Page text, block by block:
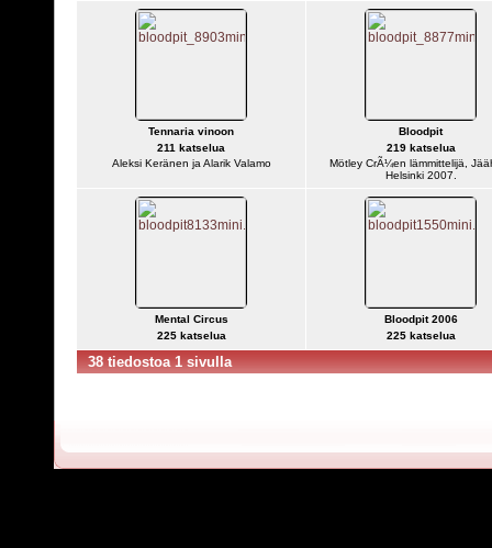
Tennaria vinoon
211 katselua
Aleksi Keränen ja Alarik Valamo
Bloodpit
219 katselua
Mötley CrÃ¼en lämmittelijä,
Helsinki 2007.
Mental Circus
225 katselua
Bloodpit 2006
225 katselua
38 tiedostoa 1 sivulla